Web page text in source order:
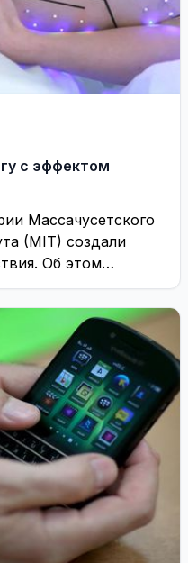
с эффектом
Массачусетского
(MIT) создали
Об этом
MIT MAS S65: